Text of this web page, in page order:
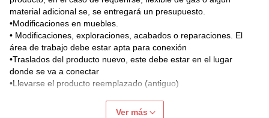
material adicional se, se entregará un presupuesto.
•Modificaciones en muebles.
• Modificaciones, exploraciones, acabados o reparaciones. El
área de trabajo debe estar apta para conexión
•Traslados del producto nuevo, este debe estar en el lugar
donde se va a conectar
•Llevarse el producto reemplazado (antiguo)
Si por algún motivo cliente desiste de la conexión, solo se
Ver más